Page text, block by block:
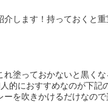
します！持っておくと
塗っておかないと黒く
的におすすめなのが下記
を吹きかけるだけなの